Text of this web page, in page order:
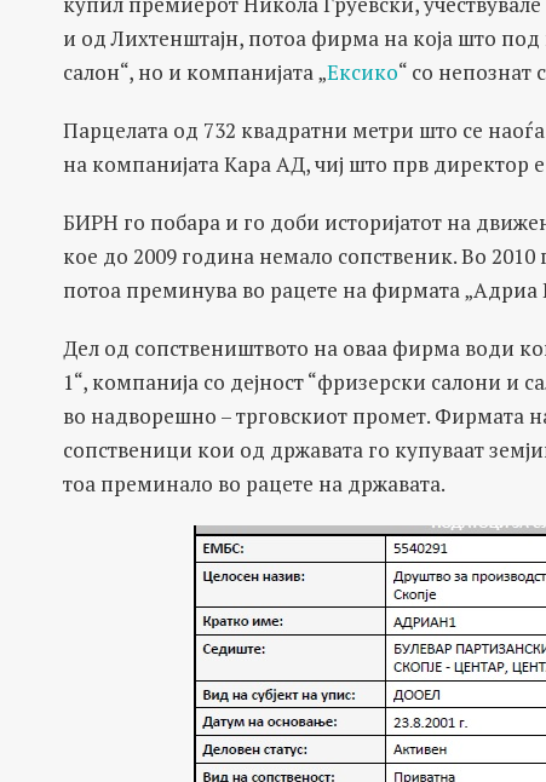
и од Лихтенштајн, потоа фирма на која што под
салон“, но и компанијата „Ексико“ со непознат
Парцелата од 732 квадратни метри што се
на компанијата Кара АД, чиј што прв директор
БИРН го побара и го доби историјатот на
кое до 2009 година немало сопственик. Во
потоа преминува во рацете на фирмата
Дел од сопствеништвото на оваа фирма води
1“, компанија со дејност “фризерски салони и
во надворешно – трговскиот промет. Фирмата
сопственици кои од државата го купуваат
тоа преминало во рацете на државата.